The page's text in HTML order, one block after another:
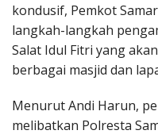
kondusif, Pemkot
langkah-langkah
Salat Idul Fitri yang
berbagai masjid dan
Menurut Andi Harun,
melibatkan Polresta